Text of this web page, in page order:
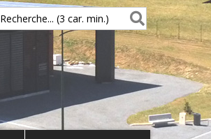
Recherche... (3 car. min.)